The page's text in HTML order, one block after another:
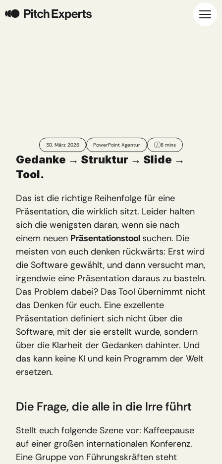
diefalscheFrage
30. März 2026 PowerPoint Agentur 8 mins
Gedanke → Struktur → Slide →
Tool.
Das ist die richtige Reihenfolge für eine
Präsentation, die wirklich sitzt. Leider halten
sich die wenigsten daran, wenn sie nach
einem neuen Präsentationstool suchen. Die
meisten von euch denken rückwärts: Erst wird
die Software gewählt, und dann versucht man,
irgendwie eine Präsentation daraus zu basteln.
Das Problem dabei? Das Tool übernimmt nicht
das Denken für euch. Eine exzellente
Präsentation definiert sich nicht über die
Software, mit der sie erstellt wurde, sondern
über die Klarheit der Gedanken dahinter. Und
das kann keine KI und kein Programm der Welt
ersetzen.
Die Frage, die alle in die Irre führt
Stellt euch folgende Szene vor: Kaffeepause
auf einer großen internationalen Konferenz.
Eine Gruppe von Führungskräften steht